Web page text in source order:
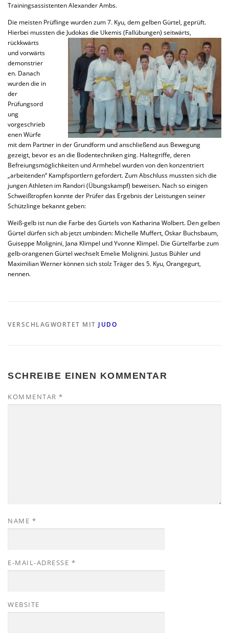
Trainingsassistenten Alexander Ambs.
Die meisten Prüflinge wurden zum 7. Kyu, dem gelben Gürtel, geprüft.
Hierbei mussten die Judokas die Ukemis (Fallübungen) seitwärts,
rückkwärts
und vorwärts
demonstrier
en. Danach
wurden die in
der
Prüfungsord
ung
vorgeschrieb
enen Würfe
mit dem Partner in der Grundform und anschließend aus Bewegung
gezeigt, bevor es an die Bodentechniken ging. Haltegriffe, deren
Befreiungsmöglichkeiten und Armhebel wurden von den konzentriert
„arbeitenden“ Kampfsportlern gefordert. Zum Abschluss mussten sich die
jungen Athleten im Randori (Übungskampf) beweisen. Nach so einigen
Schweißtropfen konnte der Prüfer das Ergebnis der Leistungen seiner
Schützlinge bekannt geben:
Weiß-gelb ist nun die Farbe des Gürtels von Katharina Wolbert. Den gelben
Gürtel dürfen sich ab jetzt umbinden: Michelle Muffert, Oskar Buchsbaum,
Guiseppe Molignini, Jana Klimpel und Yvonne Klimpel. Die Gürtelfarbe zum
gelb-orangenen Gürtel wechselt Emelie Molignini. Justus Bühler und
Maximilian Werner können sich stolz Träger des 5. Kyu, Orangegurt,
nennen.
VERSCHLAGWORTET MIT JUDO
SCHREIBE EINEN KOMMENTAR
KOMMENTAR *
NAME *
E-MAIL-ADRESSE *
WEBSITE